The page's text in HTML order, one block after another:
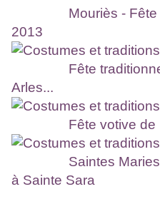
Mouriès -
2013
Fête
Arles...
Fête votive de
Saintes
à Sainte Sara